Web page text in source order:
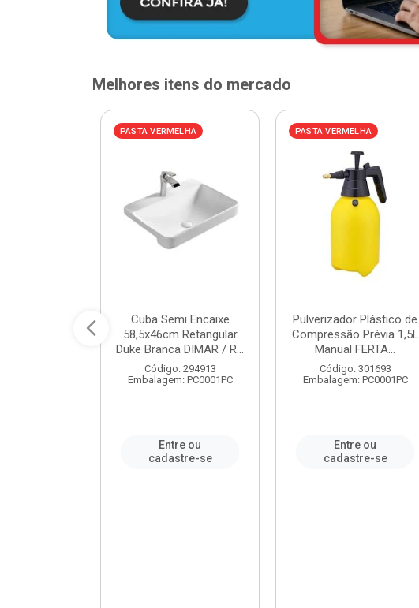
Melhores itens do mercado
PASTA VERMELHA
Cuba Semi Encaixe
58,5x46cm Retangular
Duke Branca DIMAR / R...
Código: 294913
Embalagem: PC0001PC
Entre ou
cadastre-se
PASTA VERMELHA
Pulverizador Plástico de
Compressão Prévia 1,5L
Manual FERTA...
Código: 301693
Embalagem: PC0001PC
Entre ou
cadastre-se